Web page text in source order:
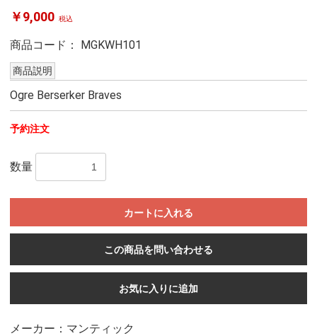
￥9,000 税込
商品コード： MGKWH101
商品説明
Ogre Berserker Braves
予約注文
数量
カートに入れる
この商品を問い合わせる
お気に入りに追加
メーカー：マンティック